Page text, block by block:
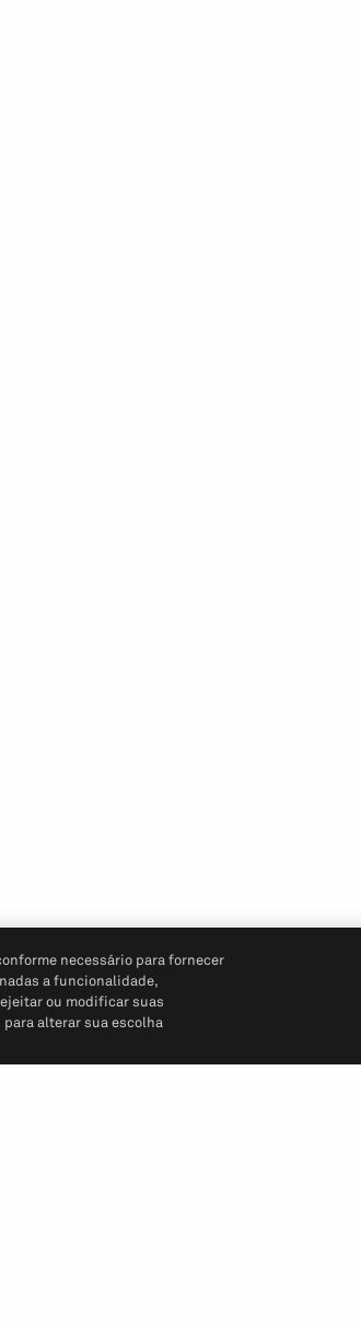
necessário para fornecer
a funcionalidade,
ou modificar suas
alterar sua escolha